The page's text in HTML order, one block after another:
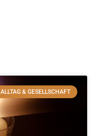
ALLTAG & GESELLSCHAFT